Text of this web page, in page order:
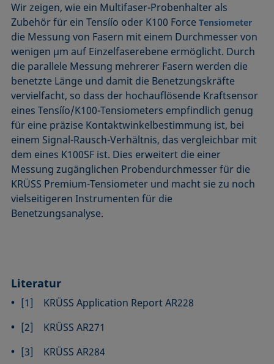
Wir zeigen, wie ein Multifaser-Probenhalter als
Zubehör für ein Tensíío oder K100 ForceTensiometer
die Messung von Fasern mit einem Durchmesser von
wenigen µm auf Einzelfaserebene ermöglicht. Durch
die parallele Messung mehrerer Fasern werden die
benetzte Länge und damit die Benetzungskräfte
vervielfacht, so dass der hochauflösende Kraftsensor
eines Tensíío/K100-Tensiometers empfindlich genug
für eine präzise Kontaktwinkelbestimmung ist, bei
einem Signal-Rausch-Verhältnis, das vergleichbar mit
dem eines K100SF ist. Dies erweitert die einer
Messung zugänglichen Probendurchmesser für die
KRÜSS Premium-Tensiometer und macht sie zu noch
vielseitigeren Instrumenten für die
Benetzungsanalyse.
Literatur
[1] KRÜSS Application Report AR228
[2] KRÜSS AR271
[3] KRÜSS AR284